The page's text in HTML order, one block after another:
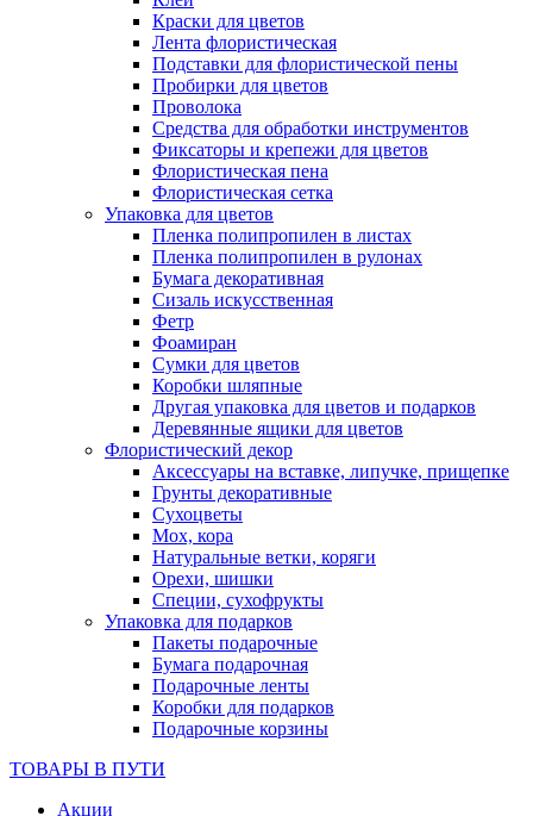
Краски для цветов
Лента флористическая
Подставки для флористической пены
Пробирки для цветов
Проволока
Средства для обработки инструментов
Фиксаторы и крепежи для цветов
Флористическая пена
Флористическая сетка
Упаковка для цветов
Пленка полипропилен в листах
Пленка полипропилен в рулонах
Бумага декоративная
Сизаль искусственная
Фетр
Фоамиран
Сумки для цветов
Коробки шляпные
Другая упаковка для цветов и подарков
Деревянные ящики для цветов
Флористический декор
Аксессуары на вставке, липучке, прищепке
Грунты декоративные
Сухоцветы
Мох, кора
Натуральные ветки, коряги
Орехи, шишки
Специи, сухофрукты
Упаковка для подарков
Пакеты подарочные
Бумага подарочная
Подарочные ленты
Коробки для подарков
Подарочные корзины
ТОВАРЫ В ПУТИ
Акции